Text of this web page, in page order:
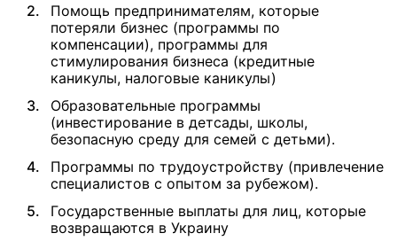
Помощь предпринимателям, которые
потеряли бизнес (программы по
компенсации), программы для
стимулирования бизнеса (кредитные
каникулы, налоговые каникулы)
Образовательные программы
(инвестирование в детсады, школы,
безопасную среду для семей с детьми).
Программы по трудоустройству (привлечение
специалистов с опытом за рубежом).
Государственные выплаты для лиц, которые
возвращаются в Украину